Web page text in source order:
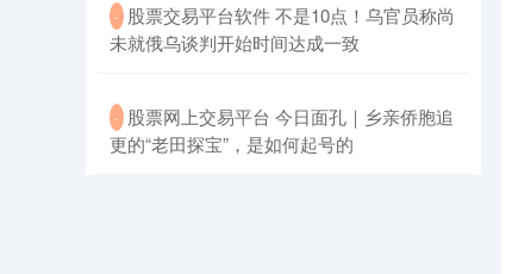
· ​股票交易平台软件 不是10点！乌官员称尚
未就俄乌谈判开始时间达成一致
· ​股票网上交易平台 今日面孔｜乡亲侨胞追
更的“老田探宝”，是如何起号的